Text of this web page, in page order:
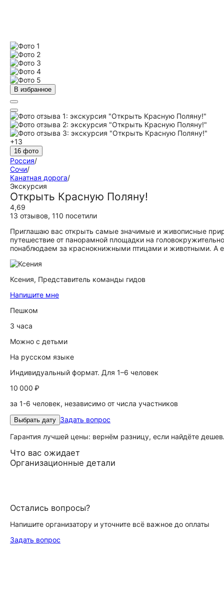
В избранное
+13
16 фото
Россия/
Сочи/
Канатная дорога/
Экскурсия
Открыть Красную Поляну!
4,69
13 отзывов, 110 посетили
Приглашаю вас открыть самые значимые и живописные
путешествие от панорамной площадки на
понаблюдаем за краснокнижными птицами и животными. А
Ксения, Представитель команды гидов
Напишите мне
Пешком
3 часа
Можно с детьми
На русском языке
Индивидуальный формат. Для 1–6 человек
10 000 ₽
за 1-6 человек, независимо от числа участников
Выбрать дату Задать вопрос
Гарантия лучшей цены: вернём разницу, если найдёте
Что вас ожидает
Организационные детали
Остались вопросы?
Напишите организатору и уточните всё важное до оплаты
Задать вопрос